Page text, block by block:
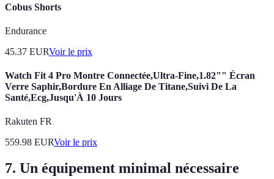
Cobus Shorts
Endurance
45.37 EURVoir le prix
Watch Fit 4 Pro Montre Connectée,Ultra-Fine,1.82"" Écran
Verre Saphir,Bordure En Alliage De Titane,Suivi De La
Santé,Ecg,Jusqu'À 10 Jours
Rakuten FR
559.98 EURVoir le prix
7. Un équipement minimal nécessaire